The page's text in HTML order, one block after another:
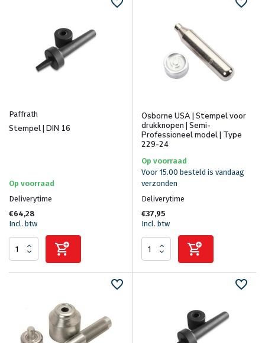
Paffrath
Stempel | DIN 16
Op voorraad
Deliverytime
€64,28
Incl. btw
Osborne USA | Stempel voor
drukknopen | Semi-
Professioneel model | Type
229-24
Op voorraad
Voor 15.00 besteld is vandaag
verzonden
Deliverytime
€37,95
Incl. btw